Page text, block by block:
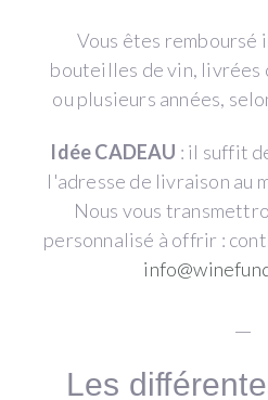
Vous êtes remboursé
bouteilles de vin, livrées
ou plusieurs années,
Idée CADEAU : il suffit
l'adresse de livraison au
Nous vous
personnalisé à offrir :
Les